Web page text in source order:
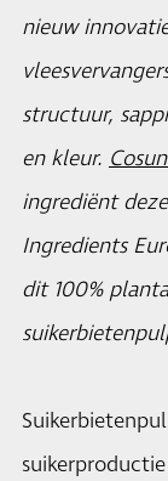
nieuw
structuur,
en kleur.
ingrediënt
Ingredients
dit 100%